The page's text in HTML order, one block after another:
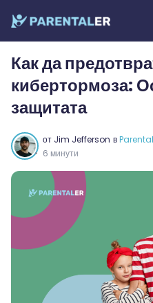
Как да
кибертормоза:
защитата
от Jim Jefferson в
6 минути